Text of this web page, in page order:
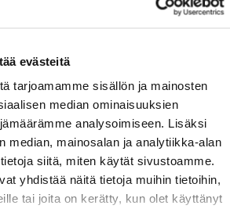
evästeitä
tarjoamamme sisällön ja mainosten
median ominaisuuksien
analysoimiseen. Lisäksi
median, mainosalan ja analytiikka-alan
siitä, miten käytät sivustoamme.
yhdistää näitä tietoja muihin tietoihin,
tai joita on kerätty, kun olet käyttänyt
Noormarkun
Mestaruus
Pariskuntagolf 7/7 Kalafornia
Senioritiistai 17 Kalafornia
Senioreiden
Golf